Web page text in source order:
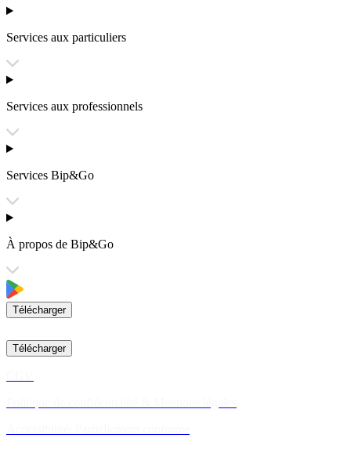
Services aux particuliers
Services aux professionnels
Services Bip&Go
À propos de Bip&Go
Télécharger
Télécharger